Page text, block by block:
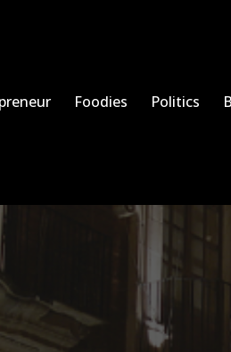
Foodies Politics